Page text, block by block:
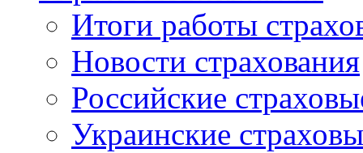
Итоги работы
Новости страхования
Российские
Украинские